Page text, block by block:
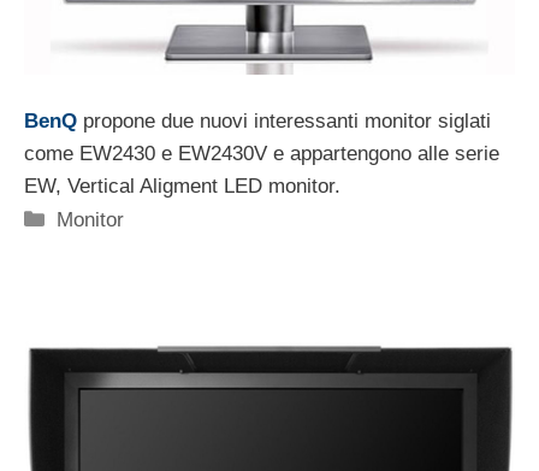
BenQ propone due nuovi interessanti monitor siglati
come EW2430 e EW2430V e appartengono alle serie
EW, Vertical Aligment LED monitor.
Categorie
Monitor